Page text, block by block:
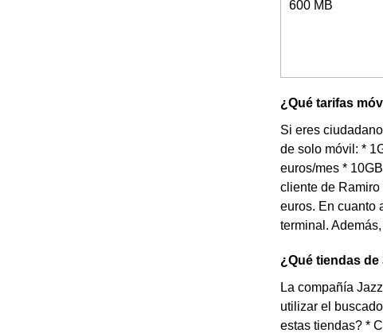
600 MB
¿Qué tarifas
Si eres
de solo móvil: *
euros/mes *
cliente de Ramiro
euros. En cuanto
terminal.
¿Qué tiendas
La compañía
utilizar el
estas tiendas? *